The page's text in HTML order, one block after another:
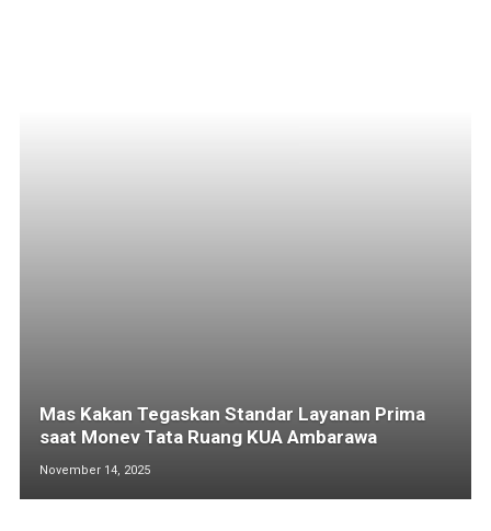
Mas Kakan Tegaskan Standar Layanan Prima
saat Monev Tata Ruang KUA Ambarawa
November 14, 2025